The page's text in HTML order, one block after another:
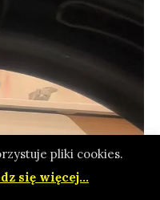
pliki cookies.
się więcej...